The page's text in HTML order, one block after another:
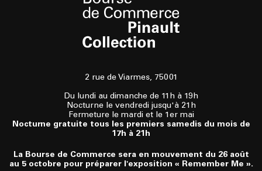
2 rue de Viarmes, 75001
Du lundi au dimanche de 11h à 19h
Nocturne le vendredi jusqu'à 21h
Fermeture le mardi et le 1er mai
Nocturne gratuite tous les premiers samedis du mois de
17h à 21h
La Bourse de Commerce sera en mouvement du 26 août
au 5 octobre pour préparer l'exposition « Remember Me ».